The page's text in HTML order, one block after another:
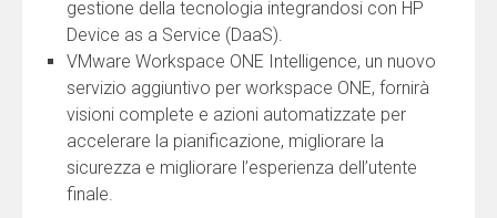
gestione della tecnologia integrandosi con HP
Device as a Service (DaaS).
VMware Workspace ONE Intelligence, un nuovo
servizio aggiuntivo per workspace ONE, fornirà
visioni complete e azioni automatizzate per
accelerare la pianificazione, migliorare la
sicurezza e migliorare l’esperienza dell’utente
finale.